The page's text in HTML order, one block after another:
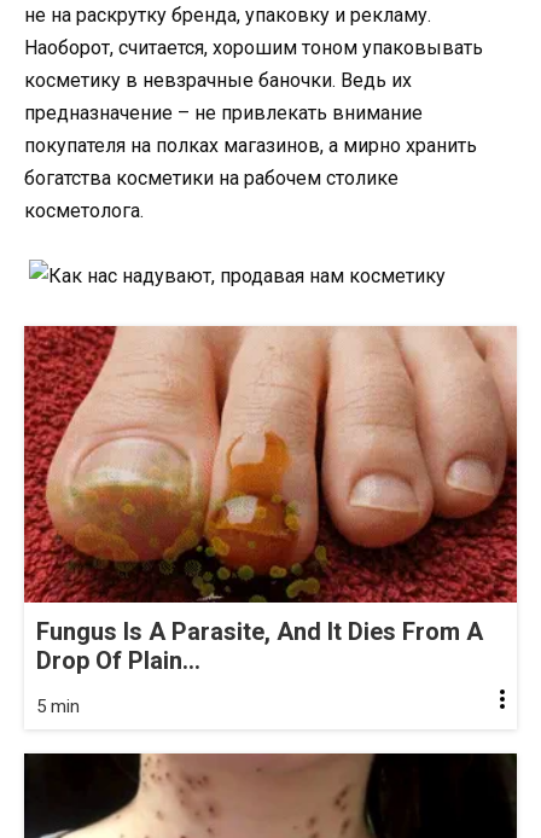
не на раскрутку бренда, упаковку и рекламу.
Наоборот, считается, хорошим тоном упаковывать
косметику в невзрачные баночки. Ведь их
предназначение – не привлекать внимание
покупателя на полках магазинов, а мирно хранить
богатства косметики на рабочем столике
косметолога.
Fungus Is A Parasite, And It Dies From A
Drop Of Plain...
5 min